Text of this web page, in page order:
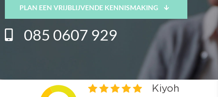
PLAN EEN VRIJBLIJVENDE KENNISMAKING
085 0607 929